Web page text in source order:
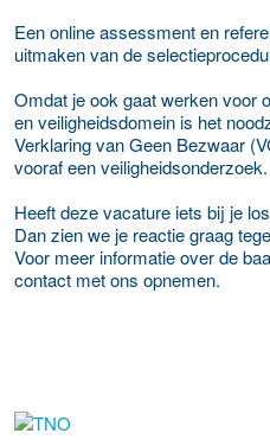
Een online assessment en
uitmaken van de
Omdat je ook gaat werken voor
en veiligheidsdomein is het
Verklaring van Geen Bezwaar
vooraf een veiligheidsonderzoek.
Heeft deze vacature iets bij je
Dan zien we je reactie graag
Voor meer informatie over de
contact met ons opnemen.
Meer werkgever details